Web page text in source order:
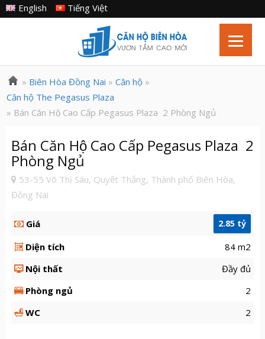
Tiếng Việt
English
» Biên Hòa Đồng Nai » Căn hộ»
Căn hộ The Pegasus Plaza
» Bán Căn Hộ Cao Cấp Pegasus Plaza 2 Phòng Ngủ
Bán Căn Hộ Cao Cấp Pegasus Plaza 2
Phòng Ngủ
53-55 Võ Thị Sáu, Quyết Thắng, Thành phố Biên Hòa,
Đồng Nai
Giá 2.85 tỷ
Diện tích
84 m2
Nội thất
Đầy đủ
Phòng ngủ
2
WC
2